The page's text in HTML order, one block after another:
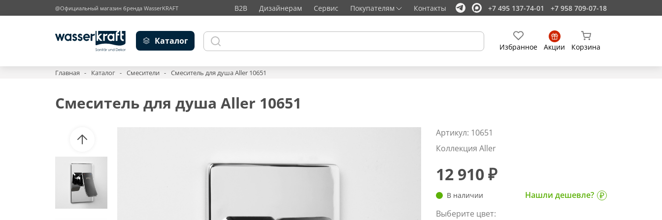
@Официальный магазин бренда WasserKRAFT B2B Дизайнерам Сервис Покупателям Контакты +7 495 137-74-01 +7 958 709-07-18
Каталог
Избранное Акции Корзина
Главная Каталог Смесители Смеситель для душа Aller 10651
Смеситель для душа Aller 10651
Артикул: 10651
Коллекция Aller
12 910 ₽
В наличии
Нашли дешевле?
Выберите цвет: